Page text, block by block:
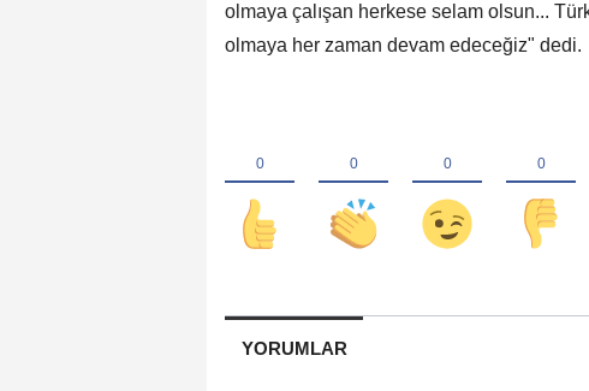
olmaya çalışan herkese selam olsun...
olmaya her zaman devam edeceğiz" dedi.
YORUMLAR